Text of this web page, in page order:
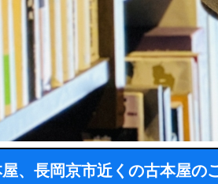
、長岡京市近くの古本屋の